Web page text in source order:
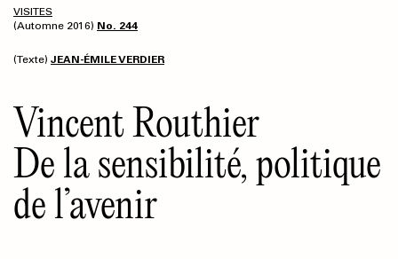
VISITES
(Automne 2016) No. 244
(Texte) JEAN-ÉMILE VERDIER
Vincent Routhier
De la sensibilité, politique
de l’avenir